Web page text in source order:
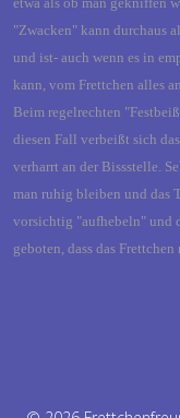
"Zwacken" kann durchaus
und ist- auch wenn es in
kann, vom Frettchen alles
Beim regelrechten
diesen Fall verbeißt sich
verharrt an der Bissstelle.
man ruhig bleiben und das
vorsichtig "aufhebeln" und
geboten, dass das